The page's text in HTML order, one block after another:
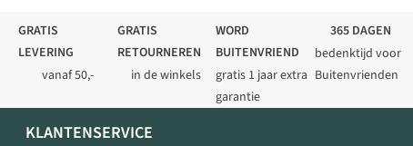
GRATIS
LEVERING
vanaf 50,-
GRATIS
RETOURNEREN
in de winkels
WORD
BUITENVRIEND
gratis 1 jaar extra
garantie
365 DAGEN
bedenktijd voor
Buitenvrienden
KLANTENSERVICE